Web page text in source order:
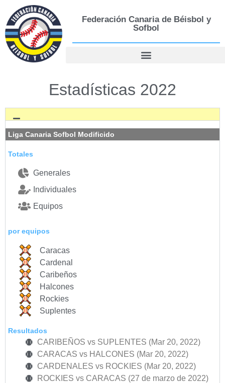
Federación Canaria de Béisbol y
Sofbol
Estadísticas 2022
Liga Canaria Sofbol Modificido
Totales
Generales
Individuales
Equipos
por equipos
Caracas
Cardenal
Caribeños
Halcones
Rockies
Suplentes
Resultados
CARIBEÑOS vs SUPLENTES (Mar 20, 2022)
CARACAS vs HALCONES (Mar 20, 2022)
CARDENALES vs ROCKIES (Mar 20, 2022)
ROCKIES vs CARACAS (27 de marzo de 2022)